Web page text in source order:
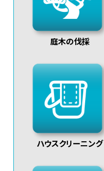
庭木の伐採
ハウスクリーニング